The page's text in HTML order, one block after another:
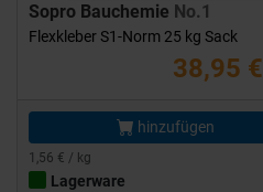
Sopro Bauchemie No.1
Flexkleber S1-Norm 25 kg Sack
38,95 €
hinzufügen
1,56 € / kg
Lagerware